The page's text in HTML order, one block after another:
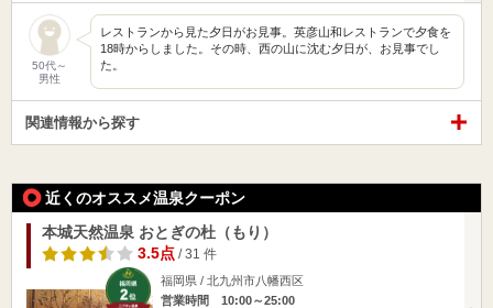
50代～
男性
レストランから見た夕日がお見事。英彦山和レストランで夕食を
18時からしました。その時、西の山に沈む夕日が、お見事でし
た。
関連情報から探す
近くのオススメ温泉クーポン
本城天然温泉 おとぎの杜（もり）
3.5点/ 31 件
福岡県 / 北九州市八幡西区
営業時間 10:00～25:00